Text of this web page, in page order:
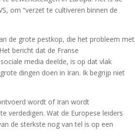
om “verzet te cultiveren binnen de
de grote pestkop, die het probleem met
bericht dat de Franse
media deelde, is op dat vlak
dingen doen in Iran. Ik begrijp niet
wordt of Iran wordt
verdedigen. Wat de Europese leiders
de sterkste nog van tel is op een